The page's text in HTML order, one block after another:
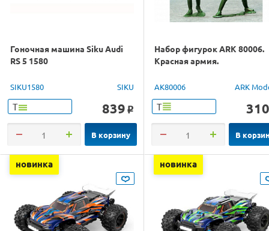
Гоночная машина Siku Audi
RS 5 1580
SIKU1580 SIKU
Т 839 o
В корзину
Набор фигурок ARK 80006.
Красная армия.
AK80006 ARK
Т 310
В
новинка новинка